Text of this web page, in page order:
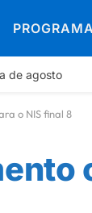
de agosto
o NIS final 8